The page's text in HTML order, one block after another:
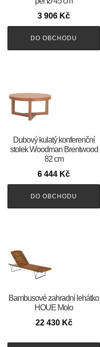
3 906 Kč
DO OBCHODU
Dubový kulatý konferenční
stolek Woodman Brentwood
82 cm
6 444 Kč
DO OBCHODU
Bambusové zahradní lehátko
HOUE Molo
22 430 Kč